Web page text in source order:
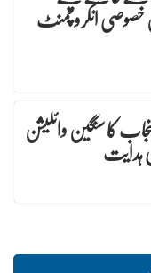
خصوصی انکروچمنٹ
کا سنگین وائلیشن
ہدایت